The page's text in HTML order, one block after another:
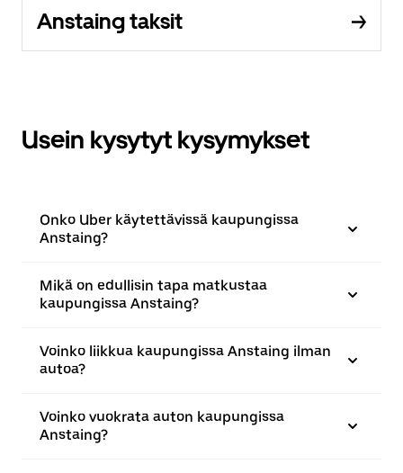
Anstaing taksit
Usein kysytyt kysymykset
Onko Uber käytettävissä kaupungissa
Anstaing?
Mikä on edullisin tapa matkustaa
kaupungissa Anstaing?
Voinko liikkua kaupungissa Anstaing ilman
autoa?
Voinko vuokrata auton kaupungissa
Anstaing?